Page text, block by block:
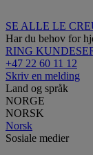
SE ALLE LE
Har du behov for
RING
+47 22 60 11 12
Skriv en melding
Land og språk
NORGE
NORSK
Norsk
Sosiale medier